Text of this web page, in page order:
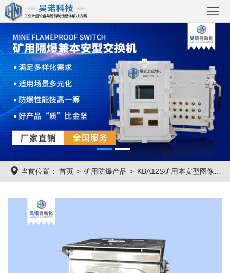
页关
国
诺
产
品
中
心
决
方
成
功
例
新
当前位置： 首页 矿用防爆产品 KBA12S矿用本安型图像处理摄像仪